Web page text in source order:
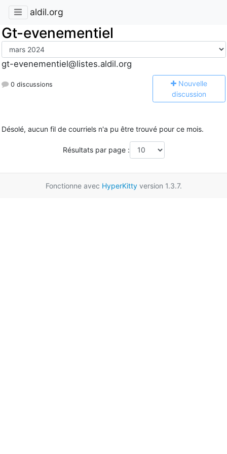
aldil.org
Gt-evenementiel
gt-evenementiel@listes.aldil.org
0 discussions Nouvelle
discussion
Désolé, aucun fil de courriels n'a pu être trouvé pour ce mois.
Résultats par page :
Fonctionne avec HyperKittyversion 1.3.7.